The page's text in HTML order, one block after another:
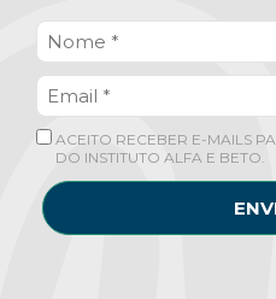
ACEITO RECEBER E-MAILS
DO INSTITUTO ALFA E BETO.